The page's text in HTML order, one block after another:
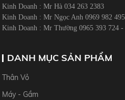
Kinh Doanh : Mr Hà 034 263 2383
Kinh Doanh : Mr Ngọc Anh 0969 982
Kinh Doanh : Mr Thường 0965 393 724
DANH MỤC SẢN PHẨM
Thân Vỏ
Máy - Gầm